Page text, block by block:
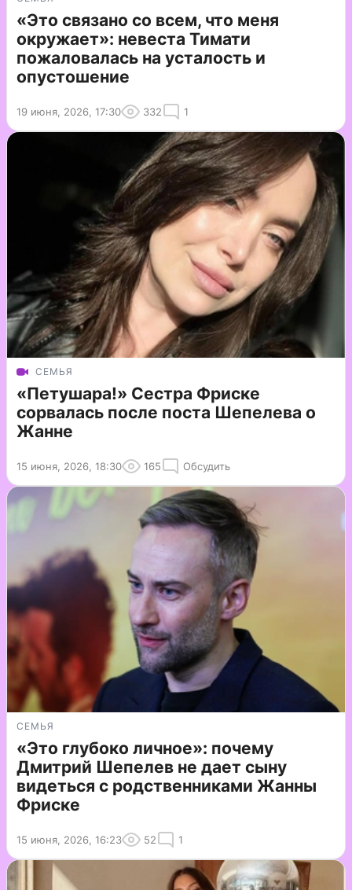
«Это связано со всем, что меня
окружает»: невеста Тимати
пожаловалась на усталость и
опустошение
19 июня, 2026, 17:30 332 1
СЕМЬЯ
«Петушара!» Сестра Фриске
сорвалась после поста Шепелева о
Жанне
15 июня, 2026, 18:30 165 Обсудить
СЕМЬЯ
«Это глубоко личное»: почему
Дмитрий Шепелев не дает сыну
видеться с родственниками Жанны
Фриске
15 июня, 2026, 16:23 52 1